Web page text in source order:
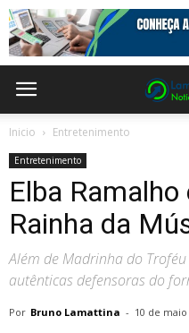
Inicio Entretenimento
Entretenimento
Elba
Rainha da
Além de Madrinha do
autênticas defensoras do
Por Bruno Lamattina - 10 de maio